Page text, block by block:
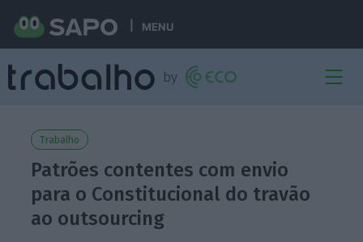
MENU
Trabalho
Patrões contentes com envio
para o Constitucional do travão
ao outsourcing